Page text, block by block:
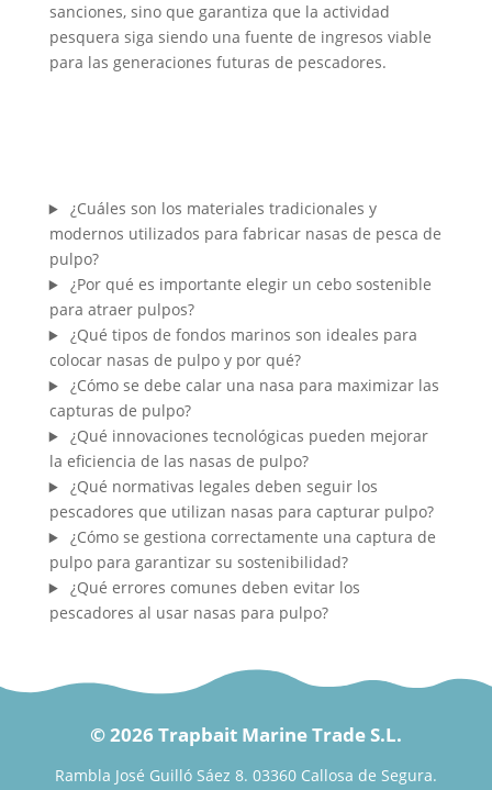
sanciones, sino que garantiza que la actividad
pesquera siga siendo una fuente de ingresos viable
para las generaciones futuras de pescadores.
¿Cuáles son los materiales tradicionales y
modernos utilizados para fabricar nasas de pesca de
pulpo?
¿Por qué es importante elegir un cebo sostenible
para atraer pulpos?
¿Qué tipos de fondos marinos son ideales para
colocar nasas de pulpo y por qué?
¿Cómo se debe calar una nasa para maximizar las
capturas de pulpo?
¿Qué innovaciones tecnológicas pueden mejorar
la eficiencia de las nasas de pulpo?
¿Qué normativas legales deben seguir los
pescadores que utilizan nasas para capturar pulpo?
¿Cómo se gestiona correctamente una captura de
pulpo para garantizar su sostenibilidad?
¿Qué errores comunes deben evitar los
pescadores al usar nasas para pulpo?
© 2026 Trapbait Marine Trade S.L.
Rambla José Guilló Sáez 8. 03360 Callosa de Segura.